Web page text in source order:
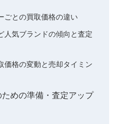
ごとの買取価格の違い
人気ブランドの傾向と査定
価格の変動と売却タイミン
めの準備・査定アップ